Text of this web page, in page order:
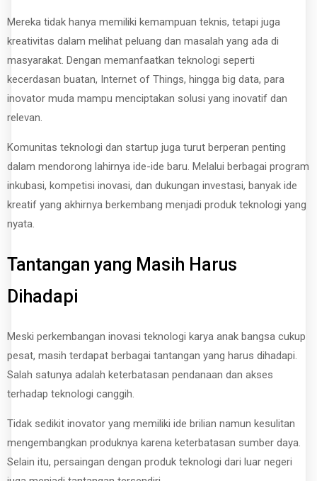
Mereka tidak hanya memiliki kemampuan teknis, tetapi juga
kreativitas dalam melihat peluang dan masalah yang ada di
masyarakat. Dengan memanfaatkan teknologi seperti
kecerdasan buatan, Internet of Things, hingga big data, para
inovator muda mampu menciptakan solusi yang inovatif dan
relevan.
Komunitas teknologi dan startup juga turut berperan penting
dalam mendorong lahirnya ide-ide baru. Melalui berbagai program
inkubasi, kompetisi inovasi, dan dukungan investasi, banyak ide
kreatif yang akhirnya berkembang menjadi produk teknologi yang
nyata.
Tantangan yang Masih Harus
Dihadapi
Meski perkembangan inovasi teknologi karya anak bangsa cukup
pesat, masih terdapat berbagai tantangan yang harus dihadapi.
Salah satunya adalah keterbatasan pendanaan dan akses
terhadap teknologi canggih.
Tidak sedikit inovator yang memiliki ide brilian namun kesulitan
mengembangkan produknya karena keterbatasan sumber daya.
Selain itu, persaingan dengan produk teknologi dari luar negeri